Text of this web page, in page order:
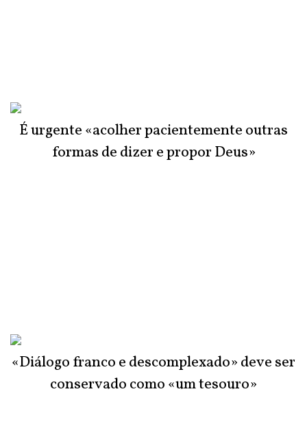
É urgente «acolher pacientemente outras
formas de dizer e propor Deus»
«Diálogo franco e descomplexado» deve ser
conservado como «um tesouro»